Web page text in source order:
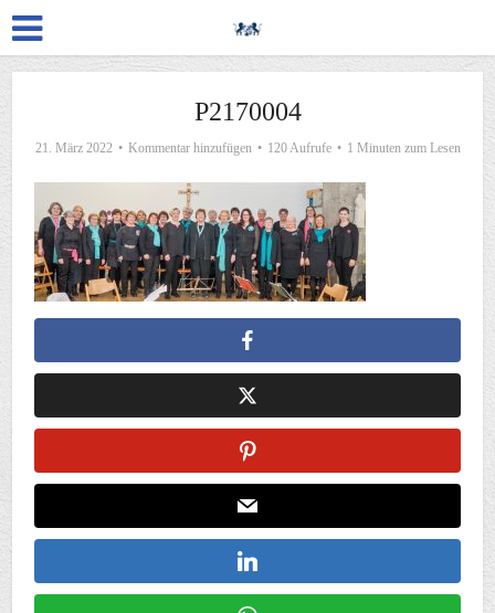
P2170004
21. März 2022 Kommentar hinzufügen 120 Aufrufe 1 Minuten zum Lesen